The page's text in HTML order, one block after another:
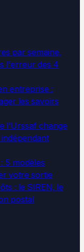
par semaine,
l'erreur des 4
entreprise :
les savoirs
l’Urssaf change
5 modèles
votre sortie
: le SIREN, le
postal